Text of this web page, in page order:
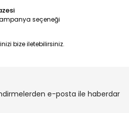
seçeneği
bize iletebilirsiniz.
e-posta ile haberdar